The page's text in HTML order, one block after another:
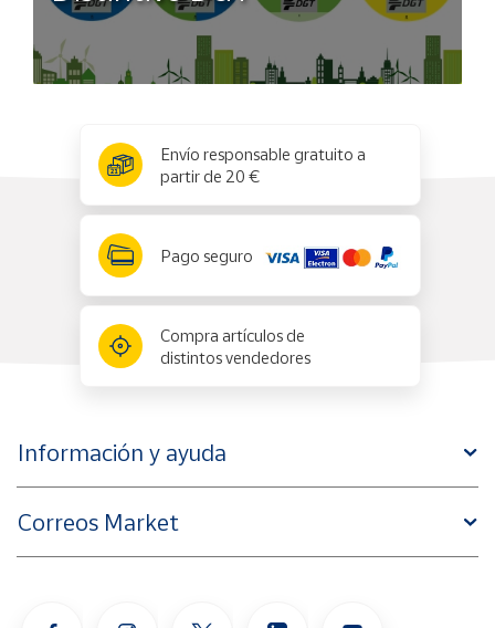
Envío responsable gratuito a
partir de 20 €
Pago seguro
Compra artículos de
distintos vendedores
Información y ayuda
Correos Market